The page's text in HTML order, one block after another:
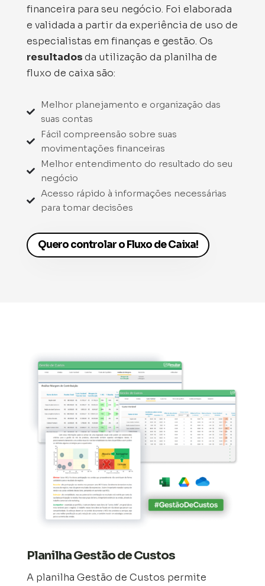
financeira para seu negócio. Foi elaborada
e validada a partir da experiência de uso de
especialistas em finanças e gestão. Os
resultadosda utilização da planilha de
fluxo de caixa são:

Melhor planejamento e organização das
suas contas

Fácil compreensão sobre suas
movimentações financeiras

Melhor entendimento do resultado do seu
negócio

Acesso rápido à informações necessárias
para tomar decisões
Quero controlar o Fluxo de Caixa!
Planilha Gestão de Custos
A planilha Gestão de Custos permite